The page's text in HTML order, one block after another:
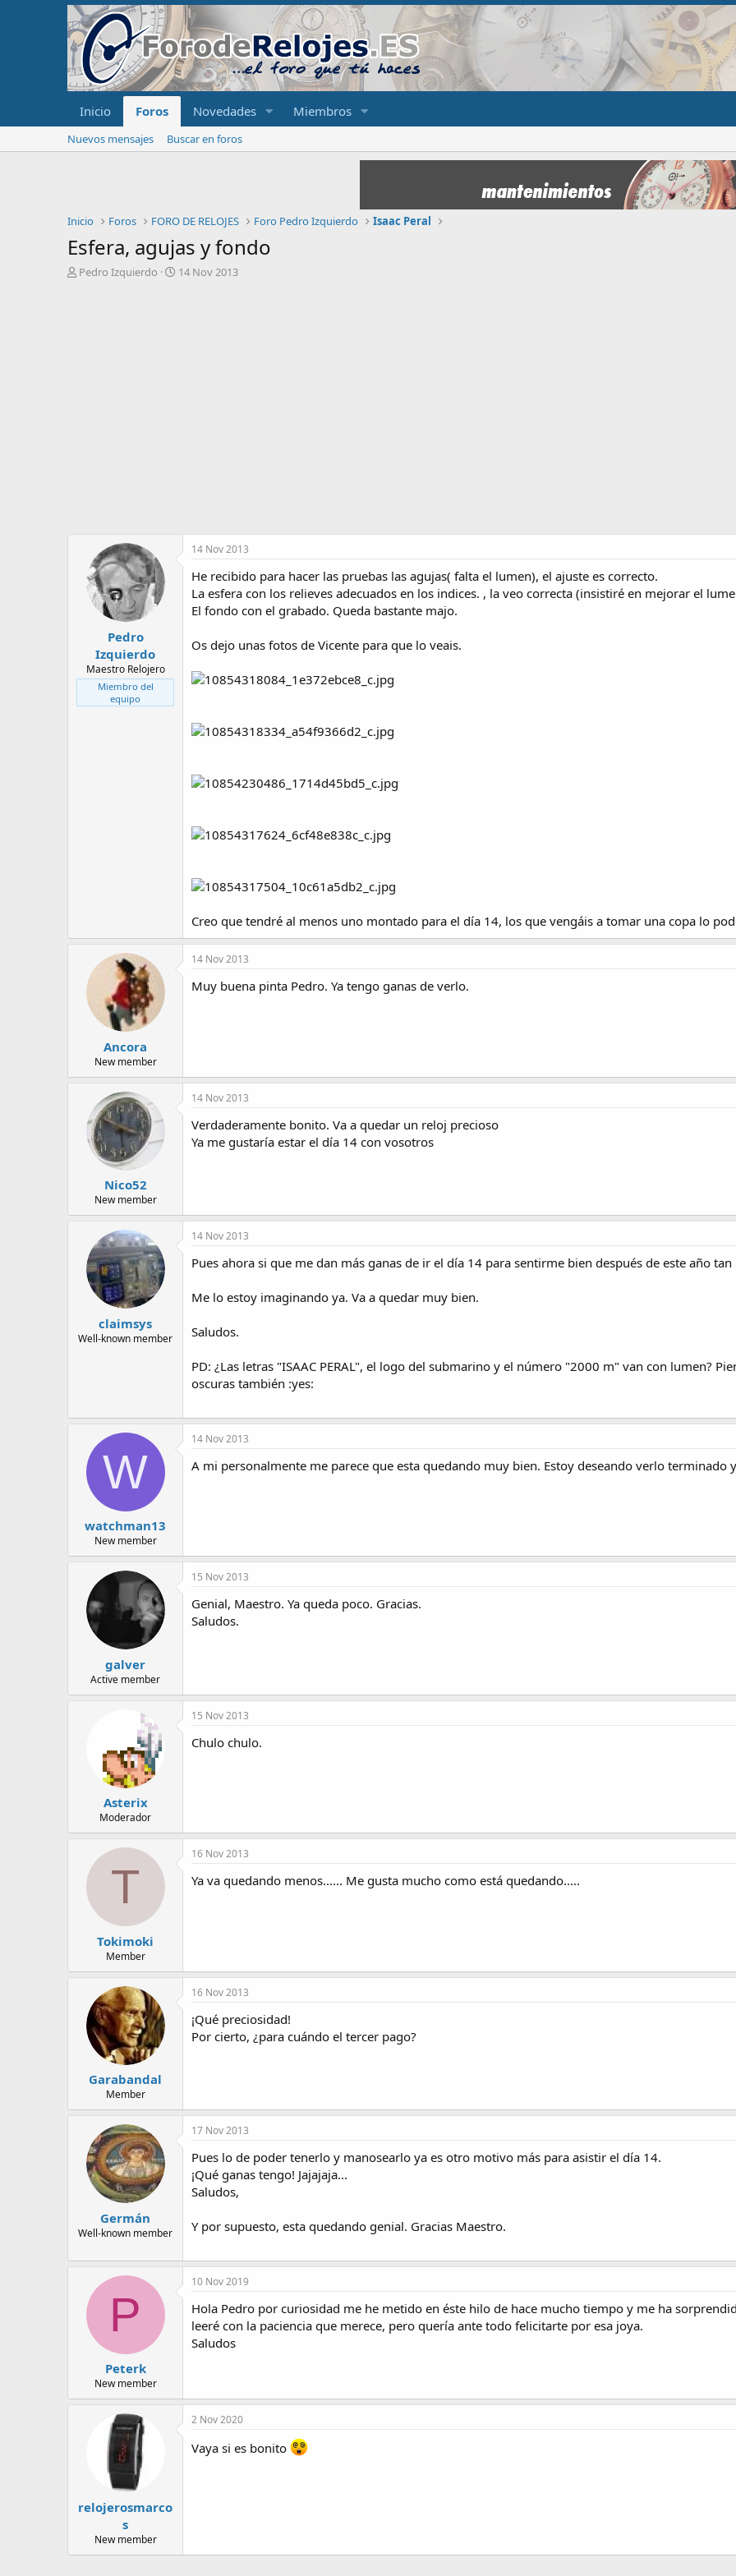
Inicio Foros Novedades Miembros
Nuevos mensajes Buscar en foros
Inicio Foros FORO DE RELOJES Foro Pedro Izquierdo Isaac Peral
Esfera, agujas y fondo
IPedro Izquierdo
F14 Nov 2013
Pedro
Izquierdo
Maestro Relojero
Miembro del
equipo
14 Nov 2013
He recibido para hacer las pruebas las agujas( falta el lumen), el ajuste es correcto.
La esfera con los relieves adecuados en los indices. , la veo correcta (insistiré en mejorar el
El fondo con el grabado. Queda bastante majo.
Os dejo unas fotos de Vicente para que lo veais.
Creo que tendré al menos uno montado para el día 14, los que vengáis a tomar una copa lo
Ancora
New member
14 Nov 2013
Muy buena pinta Pedro. Ya tengo ganas de verlo.
Nico52
New member
14 Nov 2013
Verdaderamente bonito. Va a quedar un reloj precioso
Ya me gustaría estar el día 14 con vosotros
claimsys
Well-known member
14 Nov 2013
Pues ahora si que me dan más ganas de ir el día 14 para sentirme bien después de este año
Me lo estoy imaginando ya. Va a quedar muy bien.
Saludos.
PD: ¿Las letras "ISAAC PERAL", el logo del submarino y el número "2000 m" van con lumen?
oscuras también :yes:
W
watchman13
New member
14 Nov 2013
A mi personalmente me parece que esta quedando muy bien. Estoy deseando verlo terminado
galver
Active member
15 Nov 2013
Genial, Maestro. Ya queda poco. Gracias.
Saludos.
Asterix
Moderador
15 Nov 2013
Chulo chulo.
T
Tokimoki
Member
16 Nov 2013
Ya va quedando menos...... Me gusta mucho como está quedando.....
Garabandal
Member
16 Nov 2013
¡Qué preciosidad!
Por cierto, ¿para cuándo el tercer pago?
Germán
Well-known member
17 Nov 2013
Pues lo de poder tenerlo y manosearlo ya es otro motivo más para asistir el día 14.
¡Qué ganas tengo! Jajajaja...
Saludos,
Y por supuesto, esta quedando genial. Gracias Maestro.
P
Peterk
New member
10 Nov 2019
Hola Pedro por curiosidad me he metido en éste hilo de hace mucho tiempo y me ha
leeré con la paciencia que merece, pero quería ante todo felicitarte por esa joya.
Saludos
relojerosmarco
s
New member
2 Nov 2020
Vaya si es bonito